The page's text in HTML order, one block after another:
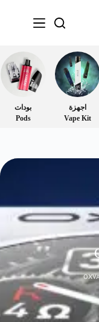
اجهزة
Vape Kit
بودات
Pods